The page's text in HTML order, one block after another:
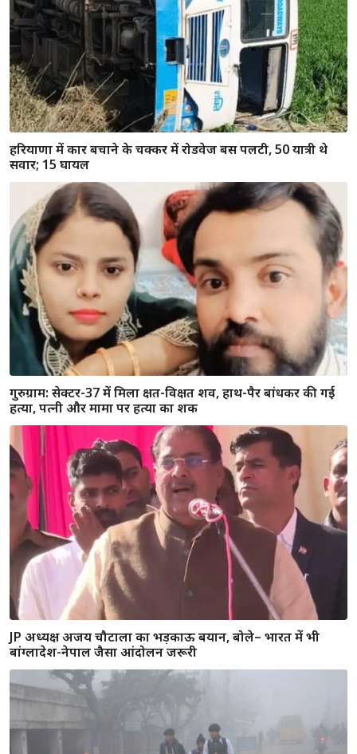
वैलेंटाइन डे के बाद खौफनाक वारदात: झज्जर में सीए पति ने रची पत्नी
की हत्या की साजिश, गले में कैंची घोंपकर ली जान
सूरजकुंड झूला हादसा: दो आरोपियों की गिरफ्तारी, जांच के लिए बनाई
गई तीन सदस्यीय विशेष टीम
हरियाणा में बड़ा रेल हादसा टला, इंटरसिटी एक्सप्रेस के एक कोच से
उठा धुआं; यात्रियों में मची भगदड़